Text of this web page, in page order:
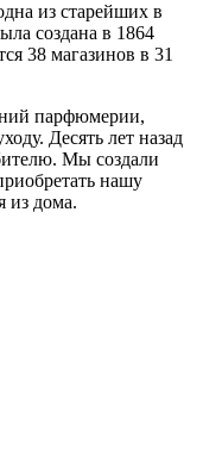
из старейших в
создана в 1864
38 магазинов в 31
парфюмерии,
Десять лет назад
Мы создали
нашу
из дома.